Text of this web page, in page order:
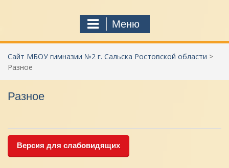
Меню
Сайт МБОУ гимназии №2 г. Сальска Ростовской области >
Разное
Разное
Версия для слабовидящих